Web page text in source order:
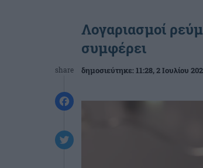
share
Λογαριασμοί
συμφέρει
δημοσιεύτηκε:11:28, 2 Ιουλίου